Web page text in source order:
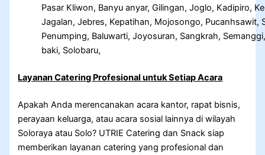
Pasar Kliwon, Banyu anyar, Gilingan, Joglo, Kadipiro,
Jagalan, Jebres, Kepatihan, Mojosongo, Pucanhsawit,
Penumping, Baluwarti, Joyosuran, Sangkrah,
baki, Solobaru,
Layanan Catering Profesional untuk Setiap Acara
Apakah Anda merencanakan acara kantor, rapat bisnis,
perayaan keluarga, atau acara sosial lainnya di wilayah
Soloraya atau Solo? UTRIE Catering dan Snack siap
memberikan layanan catering yang profesional dan